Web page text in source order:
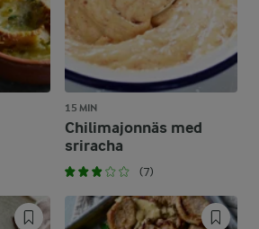
15 MIN
Chilimajonnäs med
sriracha
(7)